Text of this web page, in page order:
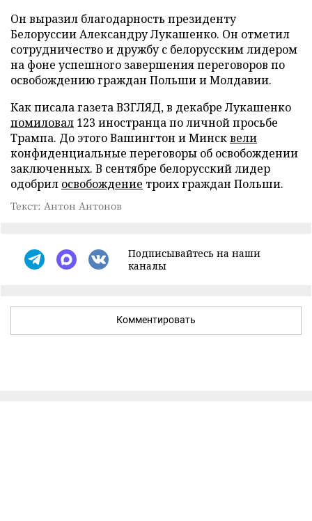
Он выразил благодарность президенту
Белоруссии Александру Лукашенко. Он отметил
сотрудничество и дружбу с белорусским лидером
на фоне успешного завершения переговоров по
освобождению граждан Польши и Молдавии.
Как писала газета ВЗГЛЯД, в декабре Лукашенко
помиловал 123 иностранца по личной просьбе
Трампа. До этого Вашингтон и Минсквели
конфиденциальные переговоры об освобождении
заключенных. В сентябре белорусский лидер
одобрил освобождение троих граждан Польши.
Текст: Антон Антонов
Подписывайтесь на наши
каналы
Комментировать